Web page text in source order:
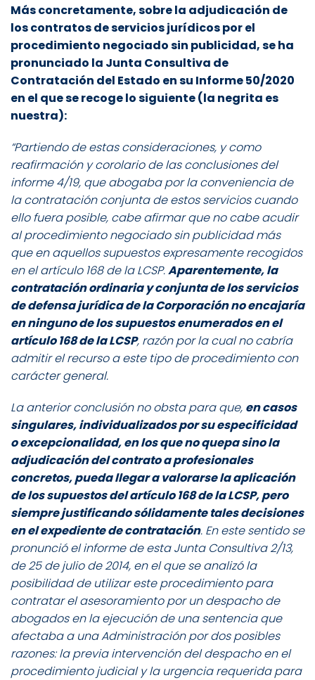
Más concretamente, sobre la adjudicación de
los contratos de servicios jurídicos por el
procedimiento negociado sin publicidad, se ha
pronunciado la Junta Consultiva de
Contratación del Estado en su Informe 50/2020
en el que se recoge lo siguiente (la negrita es
nuestra):
“Partiendo de estas consideraciones, y como
reafirmación y corolario de las conclusiones del
informe 4/19, que abogaba por la conveniencia de
la contratación conjunta de estos servicios cuando
ello fuera posible, cabe afirmar que no cabe acudir
al procedimiento negociado sin publicidad más
que en aquellos supuestos expresamente recogidos
en el artículo 168 de la LCSP.Aparentemente, la
contratación ordinaria y conjunta de los servicios
de defensa jurídica de la Corporación no encajaría
en ninguno de los supuestos enumerados en el
artículo 168 de la LCSP, razón por la cual no cabría
admitir el recurso a este tipo de procedimiento con
carácter general.
La anterior conclusión no obsta para que, en casos
singulares, individualizados por su especificidad
o excepcionalidad, en los que no quepa sino la
adjudicación del contrato a profesionales
concretos, pueda llegar a valorarse la aplicación
de los supuestos del artículo 168 de la LCSP, pero
siempre justificando sólidamente tales decisiones
en el expediente de contratación. En este sentido se
pronunció el informe de esta Junta Consultiva 2/13,
de 25 de julio de 2014, en el que se analizó la
posibilidad de utilizar este procedimiento para
contratar el asesoramiento por un despacho de
abogados en la ejecución de una sentencia que
afectaba a una Administración por dos posibles
razones: la previa intervención del despacho en el
procedimiento judicial y la urgencia requerida para